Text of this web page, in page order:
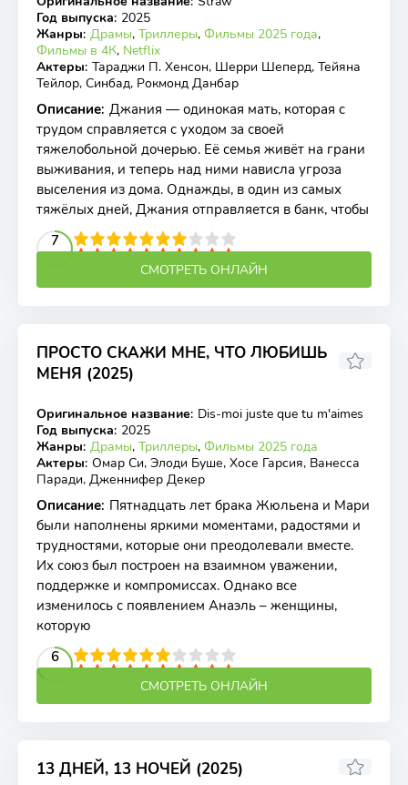
WEB-DL, WEBRip
Год выпуска: 2025
Жанры: Драмы, Триллеры, Фильмы 2025 года,
Фильмы в 4К, Netflix
Актеры: Тараджи П. Хенсон, Шерри Шеперд, Тейяна
Тейлор, Синбад, Рокмонд Данбар
Описание: Джания — одинокая мать, которая с
трудом справляется с уходом за своей
тяжелобольной дочерью. Её семья живёт на грани
выживания, и теперь над ними нависла угроза
выселения из дома. Однажды, в один из самых
тяжёлых дней, Джания отправляется в банк, чтобы
7
4 5 6 7 8 9 10
СМОТРЕТЬ ОНЛАЙН
ПРОСТО СКАЖИ МНЕ, ЧТО ЛЮБИШЬ
МЕНЯ (2025)
WEB-DL
Оригинальное название: Dis-moi juste que tu m'aimes
Год выпуска: 2025
Жанры: Драмы, Триллеры, Фильмы 2025 года
Актеры: Омар Си, Элоди Буше, Хосе Гарсия, Ванесса
Паради, Дженнифер Декер
Описание: Пятнадцать лет брака Жюльена и Мари
были наполнены яркими моментами, радостями и
трудностями, которые они преодолевали вместе.
Их союз был построен на взаимном уважении,
поддержке и компромиссах. Однако все
изменилось с появлением Анаэль – женщины,
которую
6
4 5 6 7 8 9 10
СМОТРЕТЬ ОНЛАЙН
13 ДНЕЙ, 13 НОЧЕЙ (2025)